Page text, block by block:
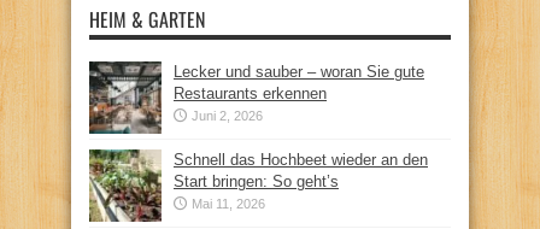
HEIM & GARTEN
Lecker und sauber – woran Sie gute
Restaurants erkennen
Juni 2, 2026
Schnell das Hochbeet wieder an den
Start bringen: So geht’s
Mai 11, 2026